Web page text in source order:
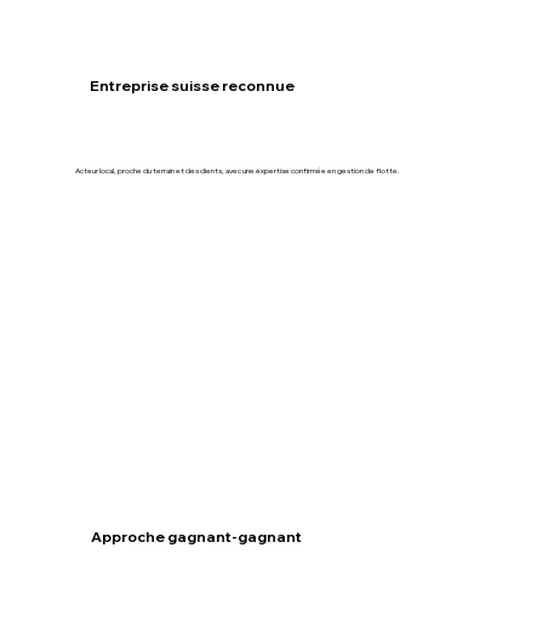
Entreprise suisse reconnue
Acteur local, proche du terrain et des clients, avec une expertise confirmée en gestion de flotte.
Approche gagnant-gagnant